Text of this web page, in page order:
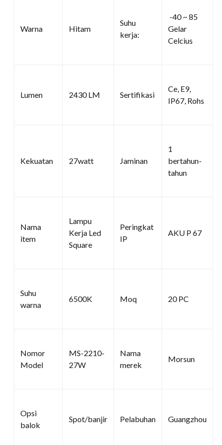
Warna Hitam
Suhu
kerja:
-40 ~ 85
Gelar
Celcius
Lumen 2430 LM Sertifikasi
Ce, E9,
IP67, Rohs
Kekuatan 27watt Jaminan
1
bertahun-
tahun
Nama
item
Lampu
Kerja Led
Square
Peringkat
IP
AKU P 67
Suhu
warna
6500K Moq 20 PC
Nomor
Model
MS-2210-
27W
Nama
merek
Morsun
Opsi
balok
Spot/banjir Pelabuhan Guangzhou